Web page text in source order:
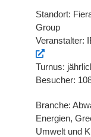
Standort:
Group
Veranstalter:
Turnus:
Besucher:
Branche:
Energien,
Umwelt und